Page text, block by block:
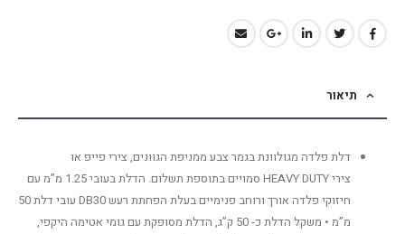
תיאור
דלת פלדה מגולוונת בגמר צבע ממניפת הגוונים, צירי פייפ או
צירי HEAVY DUTY סמויים בתוספת תשלום. הדלת בעובי 1.25 מ”מ עם
חיזוקי פלדה אורך ורוחב פנימיים בעלת הפחתת רעש DB30 עובי דלת 50
מ”מ • משקל הדלת כ- 50 ק”ג, הדלת מסופקת עם גומי אטימה היקפי,